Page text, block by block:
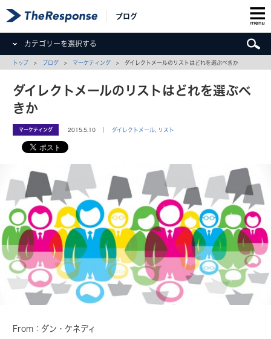
ブログ
カテゴリーを選択する
トップ > ブログ > マーケティング > ダイレクトメールのリストはどれを選ぶべきか
ダイレクトメールのリストはどれを選ぶべ
きか
マーケティング 2015.5.10 ｜ダイレクトメール リスト
From：ダン・ケネディ